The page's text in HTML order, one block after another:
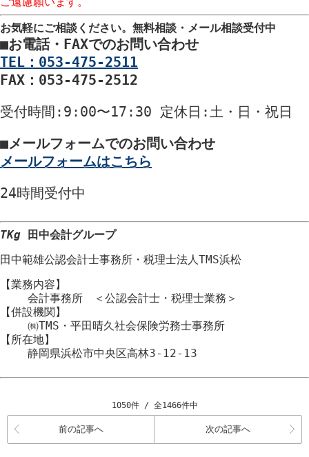
お気軽にご相談ください。 無料相談・メール相談受付中
■お電話・FAXでのお問い合わせ
TEL：053-475-2511
FAX：053-475-2512
受付時間 :9:00〜17:30 定休日 :土・日・祝日
■メールフォームでのお問い合わせ
メールフォームはこちら
24時間受付中
TKg 田中会計グループ
田中範雄公認会計士事務所 ・ 税理士法人TMS浜松
【業務内容】
会計事務所 ＜公認会計士・税理士業務＞
【併設機関】
㈱TMS・平田晴久社会保険労務士事務所
【所在地】
静岡県浜松市中央区高林3-12-13
1050件 / 全1466件中
前の記事へ 次の記事へ